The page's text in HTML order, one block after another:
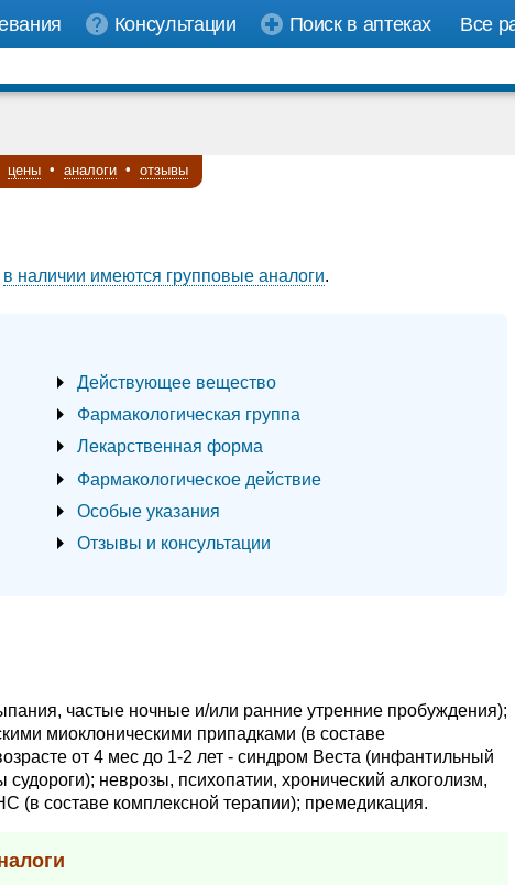
Консультации Поиск в аптеках
Все
цены • аналоги • отзывы
в наличии имеются групповые аналоги.
Действующее вещество
Фармакологическая группа
Лекарственная форма
Фармакологическое действие
Особые указания
Отзывы и консультации
частые ночные и/или ранние утренние пробуждения);
миоклоническими припадками (в составе
от 4 мес до 1-2 лет - синдром Веста (инфантильный
неврозы, психопатии, хронический алкоголизм,
(в составе комплексной терапии); премедикация.